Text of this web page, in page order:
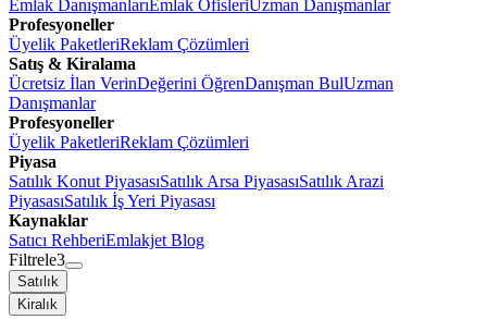
Emlak DanışmanlarıEmlak OfisleriUzman Danışmanlar
Profesyoneller
Üyelik PaketleriReklam Çözümleri
Satış & Kiralama
Ücretsiz İlan VerinDeğerini ÖğrenDanışman BulUzman
Danışmanlar
Profesyoneller
Üyelik PaketleriReklam Çözümleri
Piyasa
Satılık Konut PiyasasıSatılık Arsa PiyasasıSatılık Arazi
PiyasasıSatılık İş Yeri Piyasası
Kaynaklar
Satıcı RehberiEmlakjet Blog
Filtrele3
Satılık
Kiralık